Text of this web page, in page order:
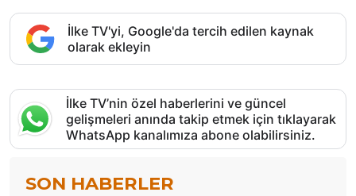
İlke TV'yi, Google'da tercih edilen kaynak
olarak ekleyin
İlke TV’nin özel haberlerini ve güncel
gelişmeleri anında takip etmek için tıklayarak
WhatsApp kanalımıza abone olabilirsiniz.
SON HABERLER